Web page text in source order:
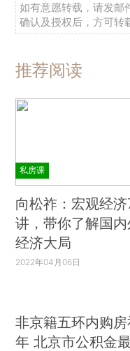
如有意愿转载，请发邮
确认及授权后，方可转
推荐阅读
私房课
向松祚：宏观经
讲，带你了解国
经济大局
2022年04月06日
非京籍五环内购
年 北京市公积金